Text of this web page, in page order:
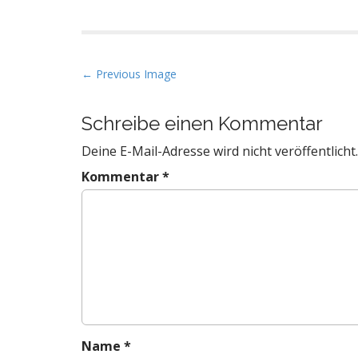
P
s
t
n
a
v
o
n
← Previous Image
Schreibe einen Kommentar
Deine E-Mail-Adresse wird nicht veröffentlicht.
Kommentar*
Name *